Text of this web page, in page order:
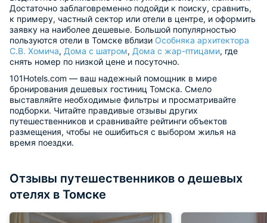
Достаточно заблаговременно подойди к поиску, сравнить,
к примеру, частный сектор или отели в центре, и оформить
заявку на наиболее дешевые. Большой популярностью
пользуются отели в Томске вблизи Особняка архитектора
С.В. Хомича, Дома с шатром, Дома с жар-птицами, где
снять номер по низкой цене и посуточно.
101Hotels.com — ваш надежный помощник в мире
бронирования дешевых гостиниц Томска. Смело
выставляйте необходимые фильтры и просматривайте
подборки. Читайте правдивые отзывы других
путешественников и сравнивайте рейтинги объектов
размещения, чтобы не ошибиться с выбором жилья на
время поездки.
Отзывы путешественников о дешевых
отелях в Томске